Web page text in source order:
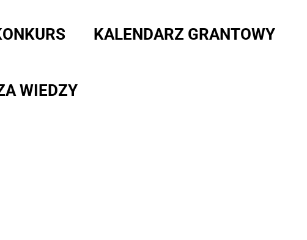
KALENDARZ GRANTOWY
WIEDZY